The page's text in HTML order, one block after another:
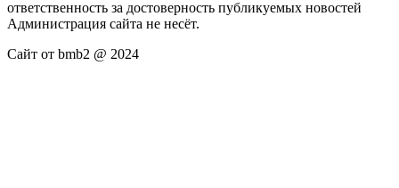
ответственность за достоверность публикуемых новостей
Администрация сайта не несёт.
Сайт от bmb2 @ 2024